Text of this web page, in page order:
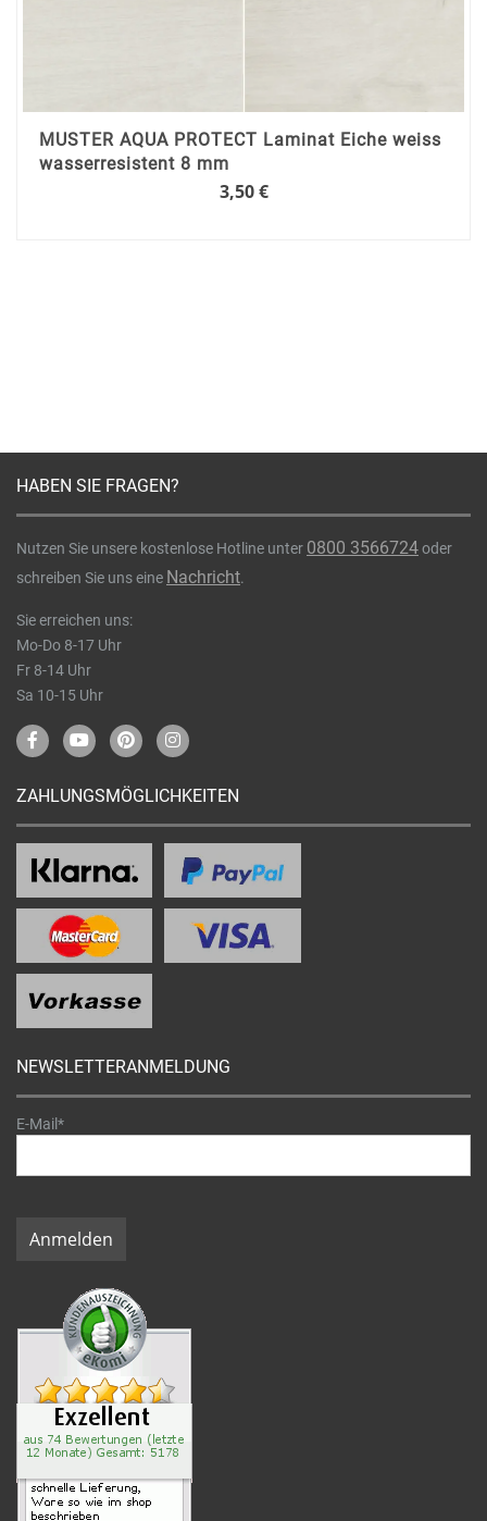
MUSTER AQUA PROTECT Laminat Eiche weiss
wasserresistent 8 mm
3,50 €
HABEN SIE FRAGEN?
Nutzen Sie unsere kostenlose Hotline unter 0800 3566724oder
schreiben Sie uns eine Nachricht.
Sie erreichen uns:
Mo-Do 8-17 Uhr
Fr 8-14 Uhr
Sa 10-15 Uhr
ZAHLUNGSMÖGLICHKEITEN
NEWSLETTERANMELDUNG
E-Mail*
Anmelden